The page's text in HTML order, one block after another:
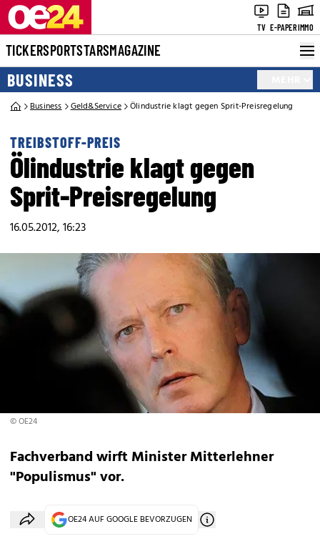
TV E-PAPERIMMO
TICKERSPORTSTARSMAGAZINE
BUSINESS
Business Geld&Service Ölindustrie klagt gegen Sprit-Preisregelung
TREIBSTOFF-PREIS
Ölindustrie klagt gegen
Sprit-Preisregelung
16.05.2012, 16:23
© OE24
Fachverband wirft Minister Mitterlehner
"Populismus" vor.
OE24 AUF GOOGLE BEVORZUGEN